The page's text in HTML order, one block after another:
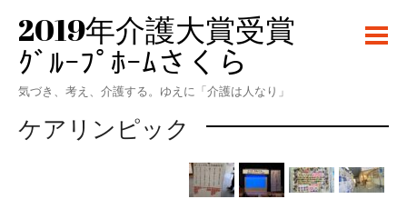
2019年介護大賞受賞
ｸﾞﾙｰﾌﾟﾎｰﾑさくら
気づき、考え、介護する。ゆえに「介護は人なり」
ケアリンピック